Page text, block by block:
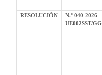
RESOLUCIÓN
N.° 040-2026-
UE002SST/GG